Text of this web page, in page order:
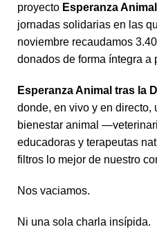
proyecto Esperanza
jornadas solidarias en las
noviembre recaudamos
donados de forma íntegra a
Esperanza Animal tras la
donde, en vivo y en directo,
bienestar animal
educadoras y terapeutas
filtros lo mejor de nuestro
Nos vaciamos.
Ni una sola charla insípida.